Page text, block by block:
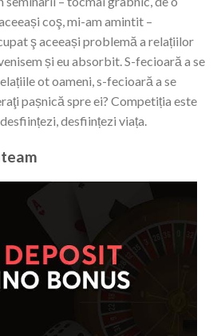
coş, mi-am amintit –
ş aceeași problemă a relațiilor
și eu absorbit. S-fecioară a se
ot oameni, s-fecioară a se
pașnică spre ei? Competiția este
desființezi viața.